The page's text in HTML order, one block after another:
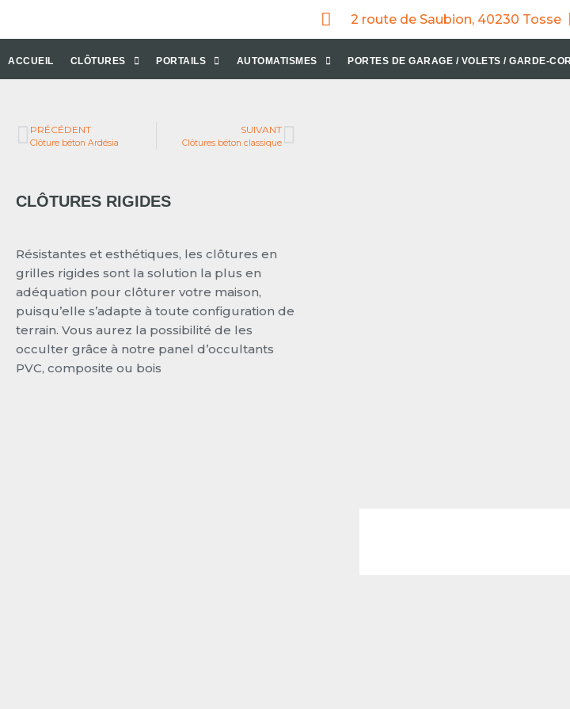
2 route de Saubion, 40230 Tosse
ACCUEIL CLÔTURES PORTAILS AUTOMATISMES PORTES DE GARAGE / VOLETS / GARDE-
PRÉCÉDENT
Clôture béton Ardésia
SUIVANT
Clôtures béton classique
CLÔTURES RIGIDES
Résistantes et esthétiques, les clôtures en
grilles rigides sont la solution la plus en
adéquation pour clôturer votre maison,
puisqu’elle s’adapte à toute configuration de
terrain. Vous aurez la possibilité de les
occulter grâce à notre panel d’occultants
PVC, composite ou bois